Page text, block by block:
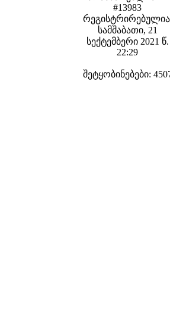
#13983
სამშაბათი, 21
სექტემბერი 2021 წ.
22:29
შეტყობინებები: